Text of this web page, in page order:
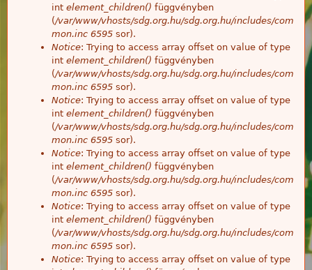
int element_children() függvényben
(/var/www/vhosts/sdg.org.hu/sdg.org.hu/includes/com
mon.inc 6595 sor).
Notice: Trying to access array offset on value of type
int element_children() függvényben
(/var/www/vhosts/sdg.org.hu/sdg.org.hu/includes/com
mon.inc 6595 sor).
Notice: Trying to access array offset on value of type
int element_children() függvényben
(/var/www/vhosts/sdg.org.hu/sdg.org.hu/includes/com
mon.inc 6595 sor).
Notice: Trying to access array offset on value of type
int element_children() függvényben
(/var/www/vhosts/sdg.org.hu/sdg.org.hu/includes/com
mon.inc 6595 sor).
Notice: Trying to access array offset on value of type
int element_children() függvényben
(/var/www/vhosts/sdg.org.hu/sdg.org.hu/includes/com
mon.inc 6595 sor).
Notice: Trying to access array offset on value of type